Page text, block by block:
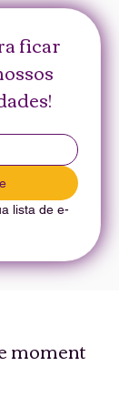
ficar
lista de e-
moment